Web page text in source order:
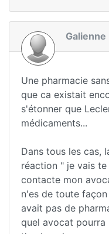
Galienne
Une pharmacie
que ca existait
s'étonner que
médicaments...
Dans tous les cas,
réaction " je vais
contacte mon
n'es de toute
avait pas de
quel avocat pourra